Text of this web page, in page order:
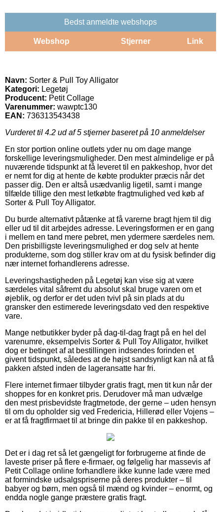
Bedst anmeldte webshops
Webshop Stjerner Link
Navn: Sorter & Pull Toy Alligator
Kategori: Legetøj
Producent: Petit Collage
Varenummer: wawptc130
EAN: 736313543438
Vurderet til 4.2 ud af 5 stjerner baseret på 10 anmeldelser
En stor portion online outlets yder nu om dage mange
forskellige leveringsmuligheder. Den mest almindelige er på
nuværende tidspunkt at få leveret til en pakkeshop, hvor det
er nemt for dig at hente de købte produkter præcis når det
passer dig. Den er altså usædvanlig ligetil, samt i mange
tilfælde tillige den mest letkøbte fragtmulighed ved køb af
Sorter & Pull Toy Alligator.
Du burde alternativt påtænke at få varerne bragt hjem til dig
eller ud til dit arbejdes adresse. Leveringsformen er en gang
i mellem en tand mere pebret, men ydermere særdeles nem.
Den prisbilligste leveringsmulighed er dog selv at hente
produkterne, som dog stiller krav om at du fysisk befinder dig
nær internet forhandlerens adresse.
Leveringshastigheden på Legetøj kan vise sig at være
særdeles vital såfremt du absolut skal bruge varen om et
øjeblik, og derfor er det uden tvivl på sin plads at du
gransker den estimerede leveringsdato ved den respektive
vare.
Mange netbutikker byder på dag-til-dag fragt på en hel del
varenumre, eksempelvis Sorter & Pull Toy Alligator, hvilket
dog er betinget af at bestillingen indsendes forinden et
givent tidspunkt, således at de højst sandsynligt kan nå at få
pakken afsted inden de lageransatte har fri.
Flere internet firmaer tilbyder gratis fragt, men tit kun når der
shoppes for en konkret pris. Derudover må man udvælge
den mest prisbevidste fragtmetode, der gerne – uden hensyn
til om du opholder sig ved Fredericia, Hillerød eller Vojens –
er at få fragtfirmaet til at bringe din pakke til en pakkeshop.
Det er i dag ret så let gængeligt for forbrugerne at finde de
laveste priser på flere e-firmaer, og følgelig har massevis af
Petit Collage online forhandlere ikke kunne lade være med
at formindske udsalgspriserne på deres produkter – til
babyer og børn, men også til mænd og kvinder – enormt, og
endda nogle gange præstere gratis fragt.